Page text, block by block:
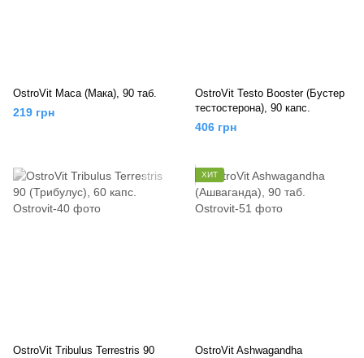
OstroVit Maca (Мака), 90 таб.
219 грн
OstroVit Testo Booster (Бустер
тестостерона), 90 капс.
406 грн
OstroVit Tribulus Terrestris 90
ХИТ
OstroVit Ashwagandha